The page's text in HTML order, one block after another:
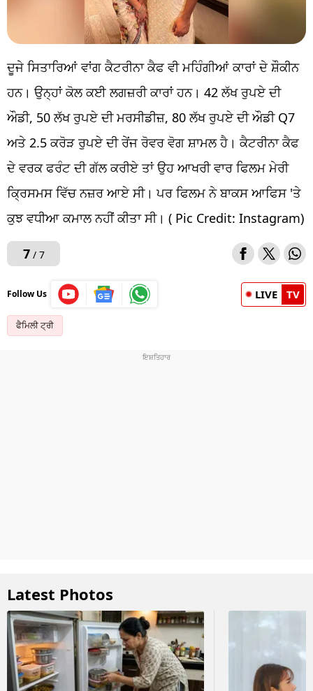
ਦੂਜੇ ਸਿਤਾਰਿਆਂ ਵਾਂਗ ਕੈਟਰੀਨਾ ਕੈਫ ਵੀ ਮਹਿੰਗੀਆਂ ਕਾਰਾਂ ਦੇ ਸ਼ੌਕੀਨ
ਹਨ। ਉਨ੍ਹਾਂ ਕੋਲ ਕਈ ਲਗਜ਼ਰੀ ਕਾਰਾਂ ਹਨ। 42 ਲੱਖ ਰੁਪਏ ਦੀ
ਔਡੀ, 50 ਲੱਖ ਰੁਪਏ ਦੀ ਮਰਸੀਡੀਜ਼, 80 ਲੱਖ ਰੁਪਏ ਦੀ ਔਡੀ Q7
ਅਤੇ 2.5 ਕਰੋੜ ਰੁਪਏ ਦੀ ਰੇਂਜ ਰੋਵਰ ਵੋਗ ਸ਼ਾਮਲ ਹੈ। ਕੈਟਰੀਨਾ ਕੈਫ
ਦੇ ਵਰਕ ਫਰੰਟ ਦੀ ਗੱਲ ਕਰੀਏ ਤਾਂ ਉਹ ਆਖਰੀ ਵਾਰ ਫਿਲਮ ਮੇਰੀ
ਕ੍ਰਿਸਮਸ ਵਿੱਚ ਨਜ਼ਰ ਆਏ ਸੀ। ਪਰ ਫਿਲਮ ਨੇ ਬਾਕਸ ਆਫਿਸ 'ਤੇ
ਕੁਝ ਵਧੀਆ ਕਮਾਲ ਨਹੀਂ ਕੀਤਾ ਸੀ। ( Pic Credit: Instagram)
7/ 7
Follow Us LIVE TV
ਫੈਮਿਲੀ ਟ੍ਰੀ
Latest Photos